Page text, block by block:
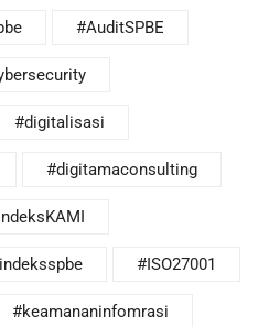
#AuditSPBE
#digitalisasi
#digitamaconsulting
#ISO27001
#keamananinfomrasi